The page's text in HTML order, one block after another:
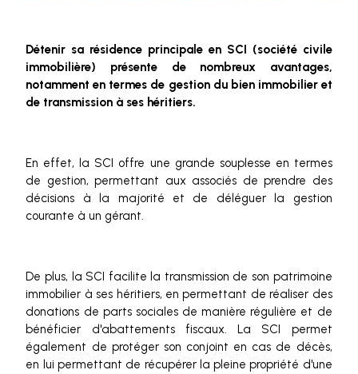
Détenir sa résidence principale en SCI (société civile
immobilière) présente de nombreux avantages,
notamment en termes de gestion du bien immobilier et
de transmission à ses héritiers.
En effet, la SCI offre une grande souplesse en termes
de gestion, permettant aux associés de prendre des
décisions à la majorité et de déléguer la gestion
courante à un gérant.
De plus, la SCI facilite la transmission de son patrimoine
immobilier à ses héritiers, en permettant de réaliser des
donations de parts sociales de manière régulière et de
bénéficier d'abattements fiscaux. La SCI permet
également de protéger son conjoint en cas de décès,
en lui permettant de récupérer la pleine propriété d'une